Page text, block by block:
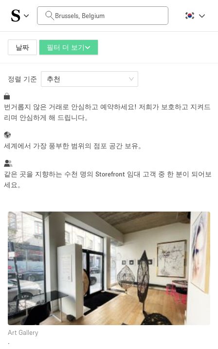
날짜 필터 더 보기
일일 비용
0€
공간 크기
10 m² 500+ m²
~ 13 명
Photo
Shooting
Conference Meeting Shop Share
공간 유형
Advertisement Space
Apartment / Loft
정렬 기준 추천
번거롭지 않은 거래로 안심하고 예약하세요! 저희가 보호하고 지켜드
리며 안심하게 해 드립니다。
세계에서 가장 풍부한 범위의 점포 공간 보유。
같은 곳을 지향하는 수천 명의 Storefront 임대 고객 중 한 분이 되어보
세요。
Art Gallery
∙